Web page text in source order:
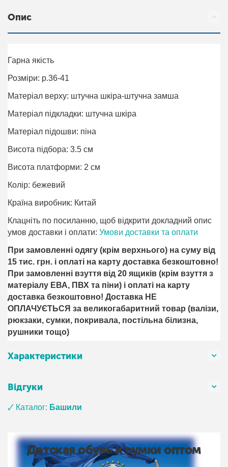
Опис
Гарна якість
Розміри: р.36-41
Матеріал верху: штучна шкіра-штучна замша
Матеріал підкладки: штучна шкіра
Матеріал підошви: піна
Висота підбора: 3.5 см
Висота платформи: 2 см
Колір: бежевий
Країна виробник: Китай
Клацніть по посиланню, щоб відкрити докладний опис
умов доставки і оплати:Умови доставки та оплати
При замовленні одягу (крім верхнього) на суму від
15 тис. грн. і оплаті на карту доставка безкоштовно!
При замовленні взуття від 20 ящиків (крім взуття з
матеріалу ЕВА, ПВХ та піни) і оплаті на карту
доставка безкоштовно! Доставка НЕ ​​
ОПЛАЧУЄТЬСЯ за великогабаритний товар (валізи,
рюкзаки, сумки, покривала, постільна білизна,
рушники тощо)
Характеристики
Відгуки
🗸 Каталог: Башили
Детская обувь и сумки оптом